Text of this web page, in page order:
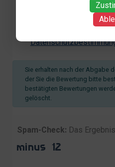
Uhrzeit der
Zweck der Bewertung
Sie erhalten nach der Abgabe
der Sie die Bewertung bitte
bestätigten Bewertungen
gelöscht.
Spam-Check: Das